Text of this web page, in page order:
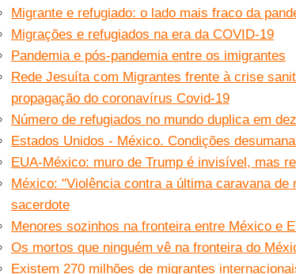
Migrante e refugiado: o lado mais fraco da
Migrações e refugiados na era da COVID-19
Pandemia e pós-pandemia entre os imigrantes
Rede Jesuíta com Migrantes frente à crise
propagação do coronavírus Covid-19
Número de refugiados no mundo duplica em
Estados Unidos - México. Condições
EUA-México: muro de Trump é invisível, mas
México: "Violência contra a última caravana de
sacerdote
Menores sozinhos na fronteira entre México e
Os mortos que ninguém vê na fronteira do
Existem 270 milhões de migrantes